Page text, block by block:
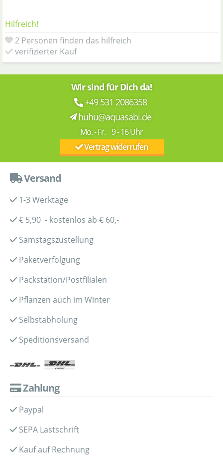
Hilfreich!
2 Personen finden das hilfreich
verifizierter Kauf
Wir sind für Dich da!
+49 531 2086358
huhu@aquasabi.de
Mo. - Fr. 9 - 16 Uhr
Vertrag widerrufen
Versand
1-3 Werktage
€ 5,90 - kostenlos ab € 60,-
Samstagszustellung
Paketverfolgung
Packstation/Postfilialen
Pflanzen auch im Winter
Selbstabholung
Speditionsversand
Zahlung
Paypal
SEPA Lastschrift
Kauf auf Rechnung